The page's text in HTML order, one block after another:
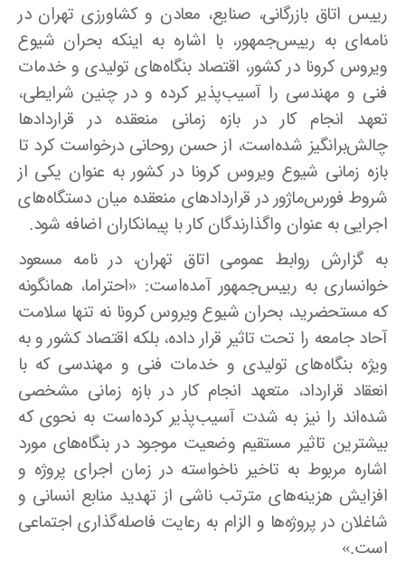
رییس اتاق بازرگانی، صنایع، معادن و کشاورزی تهران در
نامه‌ای به رییس‌جمهور، با اشاره به اینکه بحران شیوع
ویروس کرونا در کشور، اقتصاد بنگاه‌های تولیدی و خدمات
فنی و مهندسی را آسیب‌پذیر کرده‌ و در چنین شرایطی،
تعهد انجام کار در بازه زمانی منعقده در قراردادها
چالش‌برانگیز شده‌است، از حسن روحانی درخواست کرد تا
بازه زمانی شیوع ویروس کرونا در کشور به عنوان یکی از
شروط فورس‌ماژور در قراردادهای منعقده میان دستگاه‌های
اجرایی به عنوان واگذارندگان کار با پیمانکاران اضافه شود.
به گزارش روابط عمومی اتاق تهران، در نامه مسعود
خوانساری به رییس‌جمهور آمده‌است: «احتراما، همانگونه
که مستحضرید، بحران شیوع ویروس کرونا نه تنها سلامت
آحاد جامعه را تحت تاثیر قرار داده، بلکه اقتصاد کشور و به
ویژه بنگاه‌های تولیدی و خدمات فنی و مهندسی که با
انعقاد قرارداد، متعهد انجام کار در بازه زمانی مشخصی
شده‌اند را نیز به شدت آسیب‌پذیر کرده‌است به نحوی که
بیشترین تاثیر مستقیم وضعیت موجود در بنگاه‌های مورد
اشاره مربوط به تاخیر ناخواسته در زمان اجرای پروژه و
افزایش هزینه‌های مترتب ناشی از تهدید منابع انسانی و
شاغلان در پروژه‌ها و الزام به رعایت فاصله‌گذاری اجتماعی
است.»